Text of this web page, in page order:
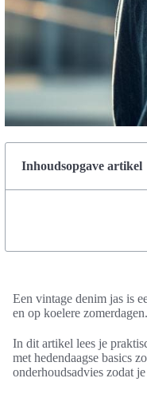
Inhoudsopgave artikel
Een vintage denim jas is
en op koelere
In dit artikel lees je
met hedendaagse basics
onderhoudsadvies zodat